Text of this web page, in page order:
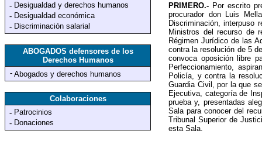
- Desigualdad y derechos humanos
- Desigualdad económica
- Discriminación salarial
ABOGADOS defensores de los
Derechos Humanos
- Abogados y derechos humanos
Colaboraciones
- Patrocinios
- Donaciones
PRIMERO.- Por escrito
procurador don Luis
Discriminación, interpuso
Ministros del recurso de
Régimen Jurídico de las
contra la resolución de 5
convoca oposición libre
Perfeccionamiento,
Policía, y contra la
Guardia Civil, por la que
Ejecutiva, categoría de
prueba y, presentadas
Sala para conocer del
Tribunal Superior de
esta Sala.